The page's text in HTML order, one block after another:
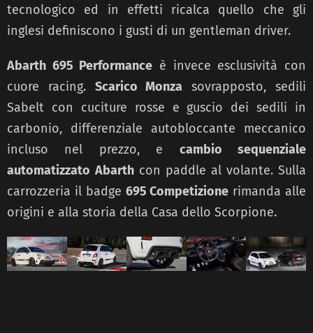
tecnologico ed in effetti ricalca quello che gli
inglesi definiscono i gusti di un gentleman driver.
Abarth 695 Performance è invece esclusività con
cuore racing. Scarico Monza sovrapposto, sedili
Sabelt con cuciture rosse e guscio dei sedili in
carbonio, differenziale autobloccante meccanico
incluso nel prezzo, e cambio sequenziale
automatizzato Abarth con paddle al volante. Sulla
carrozzeria il badge 695 Competizione rimanda alle
origini e alla storia della Casa dello Scorpione.